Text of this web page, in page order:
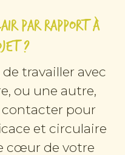
par rapport à
?
travailler avec
ou une autre,
contacter pour
et circulaire
cœur de votre